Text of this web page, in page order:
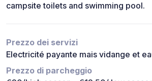
campsite toilets and swimming pool.
Prezzo dei servizi
Electricité payante mais vidange et
Prezzo di parcheggio